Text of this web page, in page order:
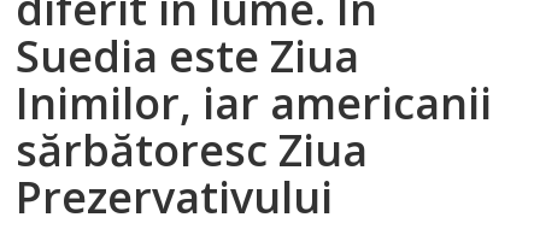
Suedia este Ziua
Inimilor, iar americanii
sărbătoresc Ziua
Prezervativului